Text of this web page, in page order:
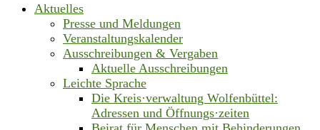
Aktuelles
Presse und Meldungen
Veranstaltungskalender
Ausschreibungen & Vergaben
Aktuelle Ausschreibungen
Leichte Sprache
Die Kreis·verwaltung Wolfenbüttel:
Adressen und Öffnungs·zeiten